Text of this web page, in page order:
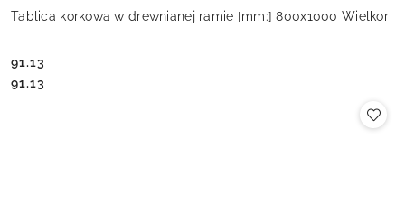
Tablica korkowa w drewnianej ramie [mm:] 800x1000 Wielkor
Cena:
91.13
Cena:
91.13